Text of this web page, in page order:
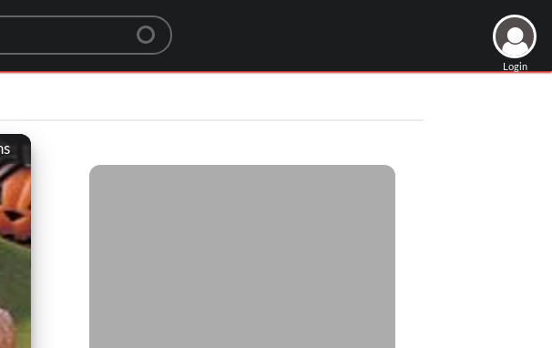
Login